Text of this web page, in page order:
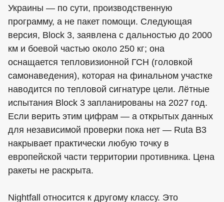
Украины — по сути, производственную
программу, а не пакет помощи. Следующая
версия, Block 3, заявлена с дальностью до 2000
км и боевой частью около 250 кг; она
оснащается тепловизионной ГСН (головкой
самонаведения), которая на финальном участке
наводится по тепловой сигнатуре цели. Лётные
испытания Block 3 запланированы на 2027 год.
Если верить этим цифрам — а открытых данных
для независимой проверки пока нет — Ruta B3
накрывает практически любую точку в
европейской части территории противника. Цена
ракеты не раскрыта.
Nightfall относится к другому классу. Это